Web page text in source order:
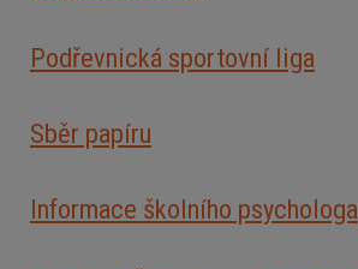
Podřevnická sportovní liga
Sběr papíru
Informace školního psychologa